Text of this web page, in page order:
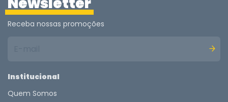
Receba nossas promoções
Institucional
Quem Somos